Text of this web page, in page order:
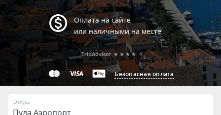
Оплата на сайте
или наличными на месте
Безопасная оплата
TripAdvisor ★★★★ 4
Откуда